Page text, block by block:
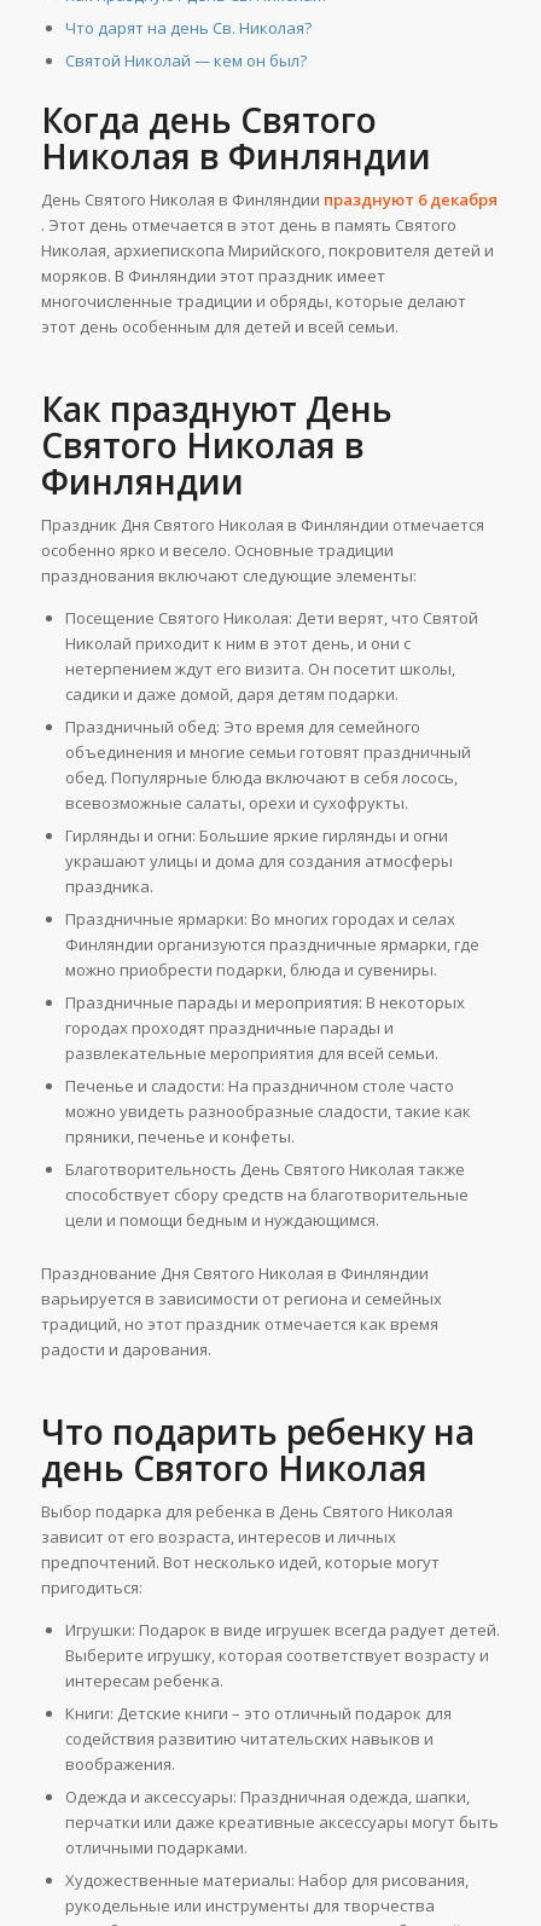
Что дарят на день Св. Николая?
Святой Николай — кем он был?
Когда день Святого
Николая в Финляндии
День Святого Николая в Финляндии празднуют 6 декабря
. Этот день отмечается в этот день в память Святого
Николая, архиепископа Мирийского, покровителя детей и
моряков. В Финляндии этот праздник имеет
многочисленные традиции и обряды, которые делают
этот день особенным для детей и всей семьи.
Как празднуют День
Святого Николая в
Финляндии
Праздник Дня Святого Николая в Финляндии отмечается
особенно ярко и весело. Основные традиции
празднования включают следующие элементы:
Посещение Святого Николая: Дети верят, что Святой
Николай приходит к ним в этот день, и они с
нетерпением ждут его визита. Он посетит школы,
садики и даже домой, даря детям подарки.
Праздничный обед: Это время для семейного
объединения и многие семьи готовят праздничный
обед. Популярные блюда включают в себя лосось,
всевозможные салаты, орехи и сухофрукты.
Гирлянды и огни: Большие яркие гирлянды и огни
украшают улицы и дома для создания атмосферы
праздника.
Праздничные ярмарки: Во многих городах и селах
Финляндии организуются праздничные ярмарки, где
можно приобрести подарки, блюда и сувениры.
Праздничные парады и мероприятия: В некоторых
городах проходят праздничные парады и
развлекательные мероприятия для всей семьи.
Печенье и сладости: На праздничном столе часто
можно увидеть разнообразные сладости, такие как
пряники, печенье и конфеты.
Благотворительность День Святого Николая также
способствует сбору средств на благотворительные
цели и помощи бедным и нуждающимся.
Празднование Дня Святого Николая в Финляндии
варьируется в зависимости от региона и семейных
традиций, но этот праздник отмечается как время
радости и дарования.
Что подарить ребенку на
день Святого Николая
Выбор подарка для ребенка в День Святого Николая
зависит от его возраста, интересов и личных
предпочтений. Вот несколько идей, которые могут
пригодиться:
Игрушки: Подарок в виде игрушек всегда радует детей.
Выберите игрушку, которая соответствует возрасту и
интересам ребенка.
Книги: Детские книги – это отличный подарок для
содействия развитию читательских навыков и
воображения.
Одежда и аксессуары: Праздничная одежда, шапки,
перчатки или даже креативные аксессуары могут быть
отличными подарками.
Художественные материалы: Набор для рисования,
рукодельные или инструменты для творчества